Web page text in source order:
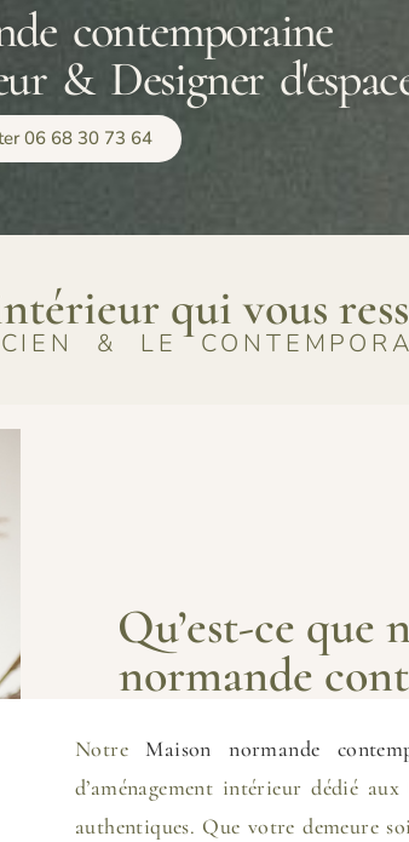
contemporaine
& Designer
06 68 30 73 64
qui vous
& LE
Qu’est-ce que
normande
Notre Maison normande
d’aménagement intérieur dédié
authentiques. Que votre demeure